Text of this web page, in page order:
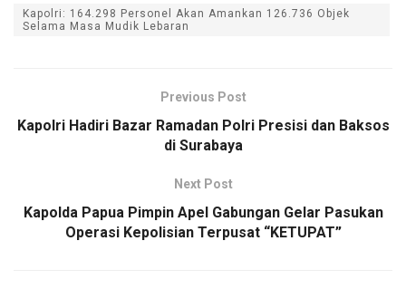
Kapolri: 164.298 Personel Akan Amankan 126.736 Objek
Selama Masa Mudik Lebaran
Previous Post
Kapolri Hadiri Bazar Ramadan Polri Presisi dan Baksos
di Surabaya
Next Post
Kapolda Papua Pimpin Apel Gabungan Gelar Pasukan
Operasi Kepolisian Terpusat “KETUPAT”